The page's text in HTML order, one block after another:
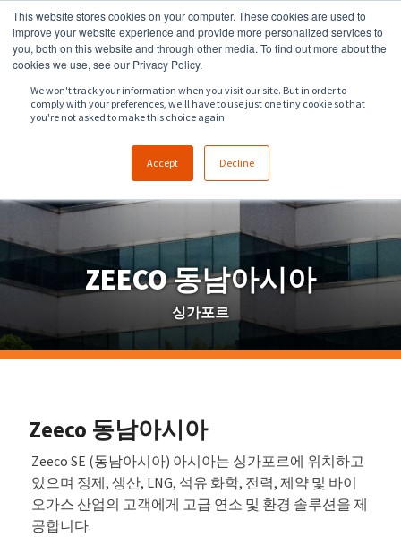
This website stores cookies on your computer. These cookies are used to
improve your website experience and provide more personalized services to
you, both on this website and through other media. To find out more about the
cookies we use, see our Privacy Policy.
We won't track your information when you visit our site. But in order to
comply with your preferences, we'll have to use just one tiny cookie so that
you're not asked to make this choice again.
Accept Decline
918.258.8551 sales@zeeco.com
ZEECO 동남아시아
싱가포르
Zeeco 동남아시아
Zeeco SE (동남아시아) 아시아는 싱가포르에 위치하고
있으며 정제, 생산, LNG, 석유 화학, 전력, 제약 및 바이
오가스 산업의 고객에게 고급 연소 및 환경 솔루션을 제
공합니다.